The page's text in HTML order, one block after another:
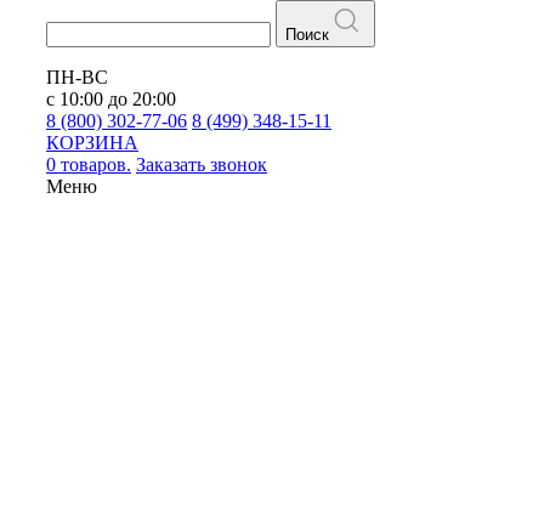
Поиск
ПН-ВС
с 10:00 до 20:00
8 (800) 302-77-06 8 (499) 348-15-11
КОРЗИНА
0 товаров. Заказать звонок
Меню